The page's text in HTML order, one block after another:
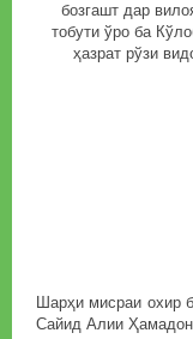
бозгашт дар
тобути ўро ба
ҳазрат рўзи
Шарҳи мисраи охир
Сайид Алии